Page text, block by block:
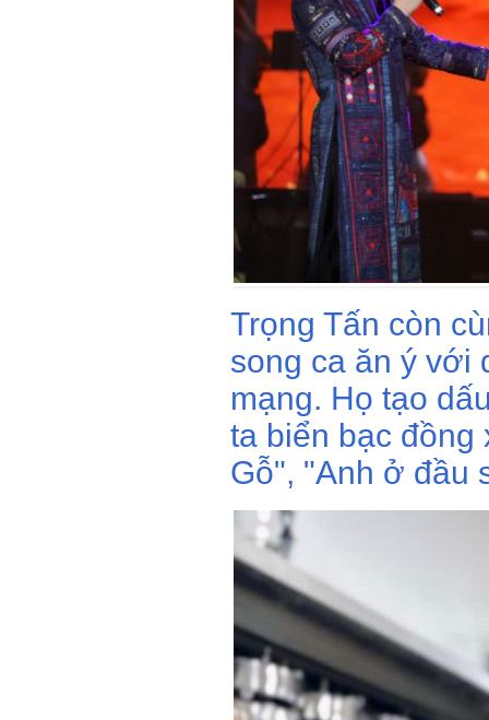
Trọng Tấn còn
song ca ăn ý với
mạng. Họ tạo
ta biển bạc
Gỗ", "Anh ở đầu